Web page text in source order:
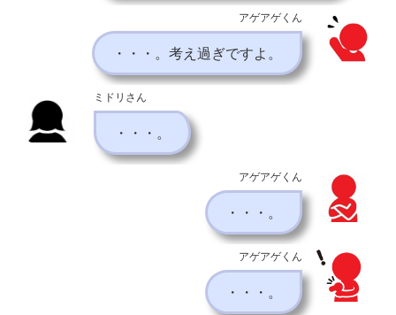
アゲアゲくん
・・・。考え過ぎですよ。
ミドリさん
・・・。
アゲアゲくん
・・・。
アゲアゲくん
・・・。